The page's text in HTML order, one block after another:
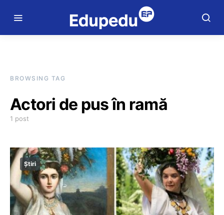
BROWSING TAG
Actori de pus în ramă
1 post
Știri